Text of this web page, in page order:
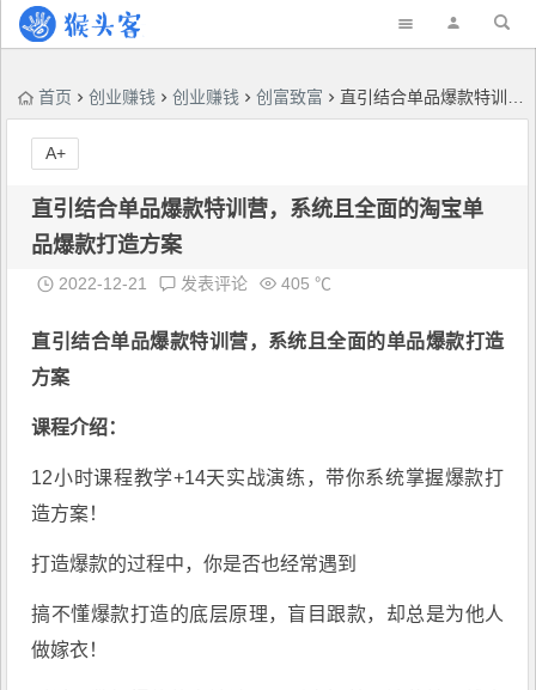
首页 创业赚钱 创业赚钱 创富致富 直引结合单品爆款特训营，系统且全面的淘宝单品爆款打造方案
直引结合单品爆款特训营，系统且全面的淘宝单
品爆款打造方案
2022-12-21 发表评论 405 ℃
直引结合单品爆款特训营，系统且全面的单品爆款打造
方案
课程介绍：
12小时课程教学+14天实战演练，带你系统掌握爆款打
造方案！
打造爆款的过程中，你是否也经常遇到
搞不懂爆款打造的底层原理，盲目跟款，却总是为他人
做嫁衣！
A+